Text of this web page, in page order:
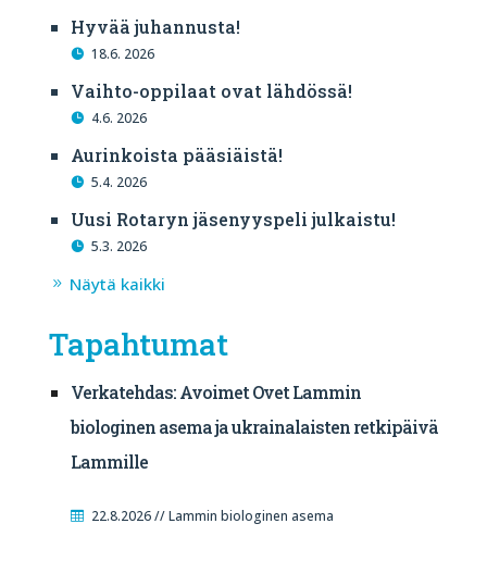
Hyvää juhannusta!
18.6. 2026
Vaihto-oppilaat ovat lähdössä!
4.6. 2026
Aurinkoista pääsiäistä!
5.4. 2026
Uusi Rotaryn jäsenyyspeli julkaistu!
5.3. 2026
Näytä kaikki
Tapahtumat
Verkatehdas: Avoimet Ovet Lammin
biologinen asema ja ukrainalaisten retkipäivä
Lammille
22.8.2026 // Lammin biologinen asema